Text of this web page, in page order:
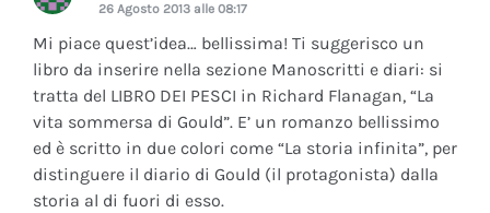
26 Agosto 2013 alle 08:17
Mi piace quest’idea… bellissima! Ti suggerisco un
libro da inserire nella sezione Manoscritti e diari: si
tratta del LIBRO DEI PESCI in Richard Flanagan, “La
vita sommersa di Gould”. E’ un romanzo bellissimo
ed è scritto in due colori come “La storia infinita”, per
distinguere il diario di Gould (il protagonista) dalla
storia al di fuori di esso.